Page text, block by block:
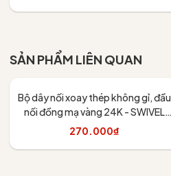
SẢN PHẨM LIÊN QUAN
Bộ dây nối xoay thép không gỉ, đầu
nối đồng mạ vàng 24K - SWIVEL
CORD - Lantern Moon, Knitpro
270.000₫